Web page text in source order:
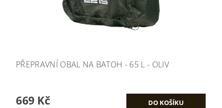
PŘEPRAVNÍ OBAL NA BATOH - 65 L - OLIV
669 Kč